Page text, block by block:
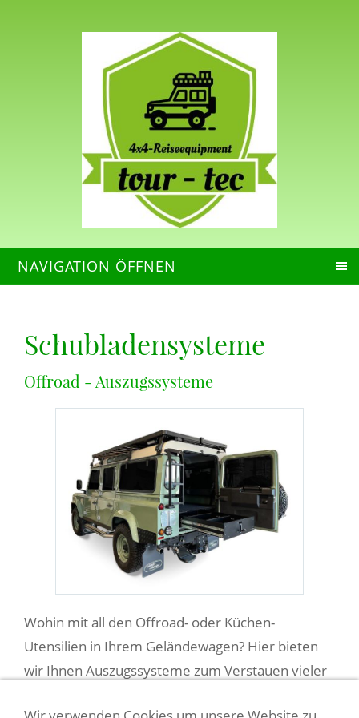
NAVIGATION ÖFFNEN
Schubladensysteme
Offroad - Auszugssysteme
Wohin mit all den Offroad- oder Küchen-
Utensilien in Ihrem Geländewagen? Hier bieten
wir Ihnen Auszugssysteme zum Verstauen vieler